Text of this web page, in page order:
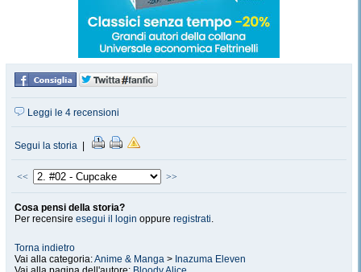
Leggi le 4 recensioni
Segui la storia
<< >>
Cosa pensi della storia?
Per recensire esegui il login oppure registrati.
Torna indietro
Vai alla categoria:Anime & Manga > Inazuma Eleven